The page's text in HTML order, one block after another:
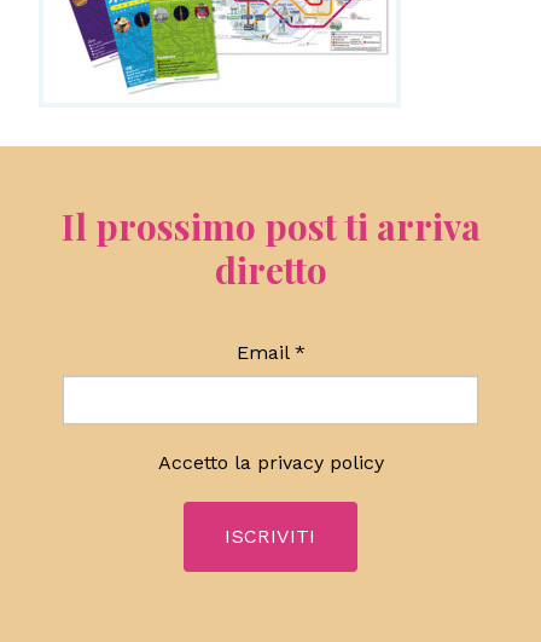
Il prossimo post ti arriva
diretto
Email *
Accetto la privacy policy